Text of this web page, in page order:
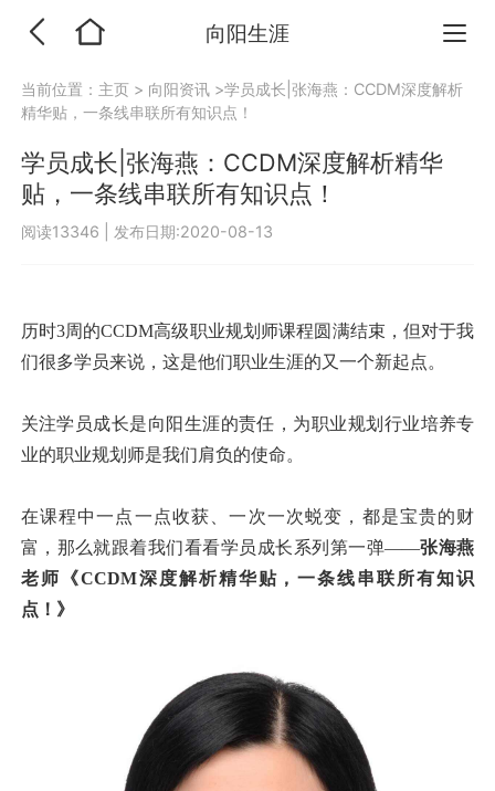
向阳生涯
当前位置： 主页 > 向阳资讯 >学员成长|张海燕：CCDM深度解析
精华贴，一条线串联所有知识点！
学员成长|张海燕：CCDM深度解析精华
贴，一条线串联所有知识点！
阅读13346 发布日期:2020-08-13
历时3周的CCDM高级职业规划师课程圆满结束，但对于我
们很多学员来说，这是他们职业生涯的又一个新起点。
关注学员成长是向阳生涯的责任，为职业规划行业培养专
业的职业规划师是我们肩负的使命。
在课程中一点一点收获、一次一次蜕变，都是宝贵的财
富，那么就跟着我们看看学员成长系列第一弹——张海燕
老师《CCDM深度解析精华贴，一条线串联所有知识
点！》